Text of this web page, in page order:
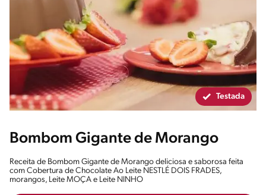
Testada
Bombom Gigante de Morango
Receita de Bombom Gigante de Morango deliciosa e saborosa feita
com Cobertura de Chocolate Ao Leite NESTLÉ DOIS FRADES,
morangos, Leite MOÇA e Leite NINHO